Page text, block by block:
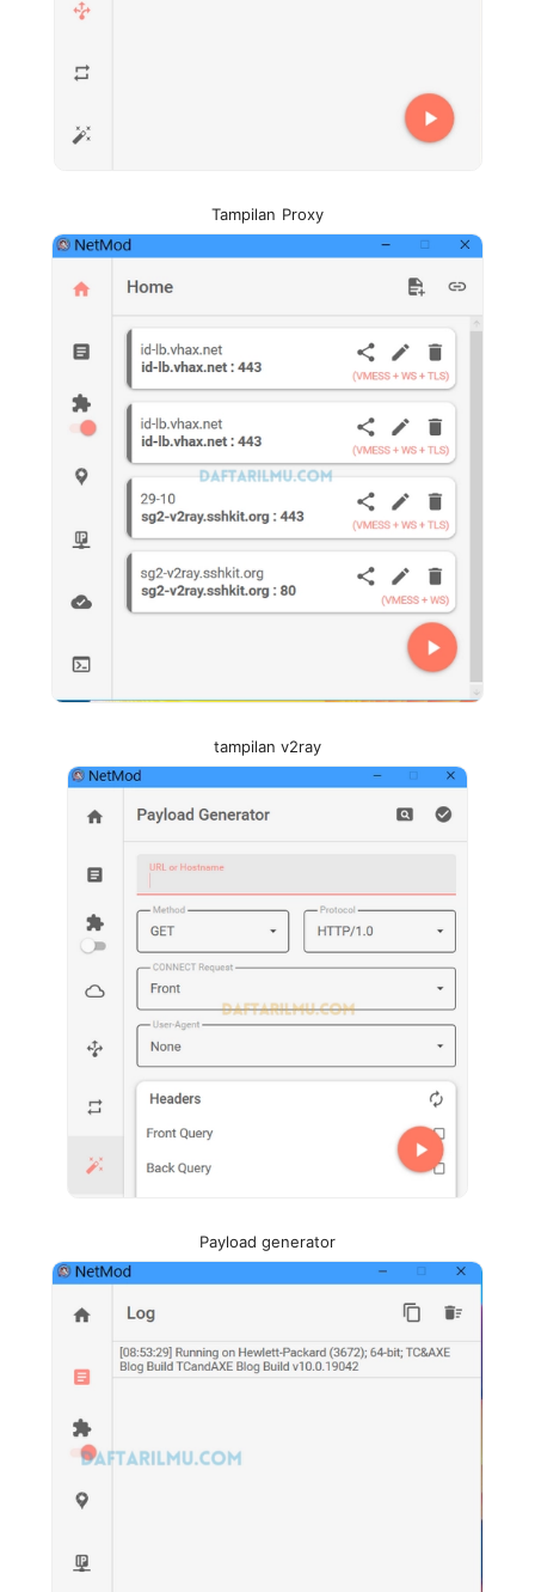
Tampilan Proxy
tampilan v2ray
Payload generator